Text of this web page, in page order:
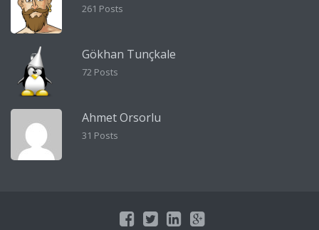
261 Posts
Gökhan Tunçkale
72 Posts
Ahmet Orsorlu
31 Posts